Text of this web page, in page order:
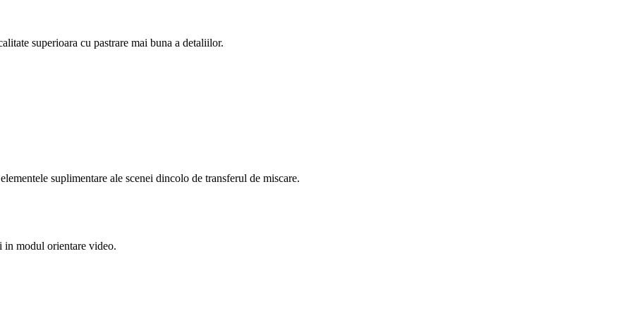
superioara cu pastrare mai buna a detaliilor.
suplimentare ale scenei dincolo de transferul de miscare.
in modul orientare video.